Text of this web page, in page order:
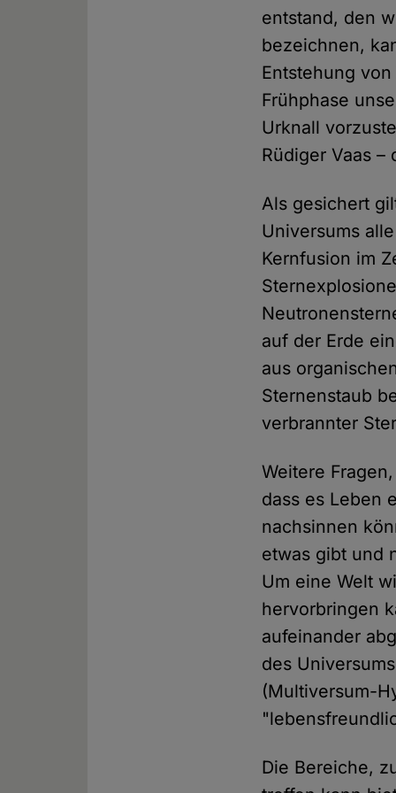
entstand, den
bezeichnen,
Entstehung
Frühphase
Urknall
Rüdiger Vaas
Als gesichert
Universums
Kernfusion im
auf der Erde
aus
Sternenstaub
verbrannter
Weitere
dass es Leben
nachsinnen
etwas gibt und
Um eine Welt
hervorbringen
aufeinander
des
(Multiversum-
Die Bereiche,